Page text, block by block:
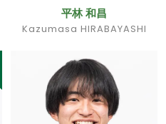
平林 和昌
Kazumasa HIRABAYASHI